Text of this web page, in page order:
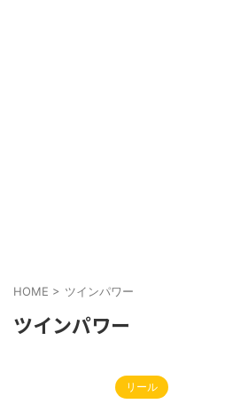
HOME > ツインパワー
ツインパワー
リール